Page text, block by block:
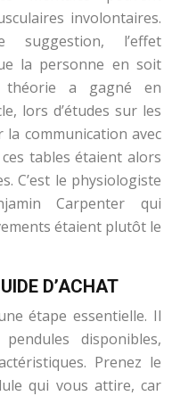
involontaires.
l’effet
la personne en soit
théorie a gagné en
lors d’études sur les
communication avec
tables étaient alors
C’est le physiologiste
Carpenter qui
étaient plutôt le
D’ACHAT
étape essentielle. Il
disponibles,
Prenez le
qui vous attire, car